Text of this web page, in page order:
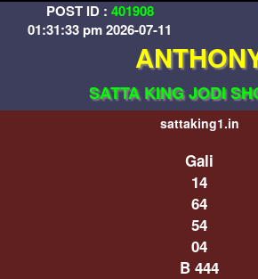
POST ID : 401908
01:31:33 pm 2026-07-11
SATTA KING JODI
sattaking1.in
Gali
14
64
54
04
B 444